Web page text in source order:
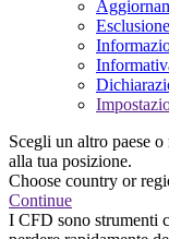
Scegli un altro paese
alla tua posizione.
Choose country or
Continue
I CFD sono strumenti